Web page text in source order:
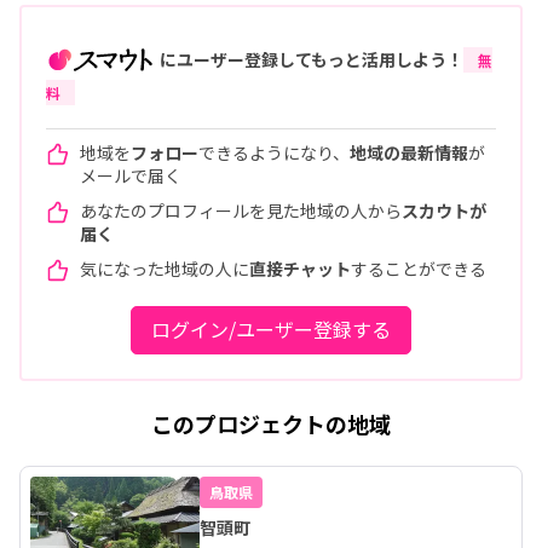
にユーザー登録してもっと活用しよう！
無
料
地域をフォローできるようになり、 地域の最新情報が
メールで届く
あなたのプロフィールを見た地域の人から スカウトが
届く
気になった地域の人に直接チャットすることができる
ログイン/ユーザー登録する
このプロジェクトの地域
鳥取県
智頭町